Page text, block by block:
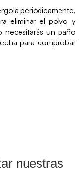
periódicamente,
eliminar el polvo y
necesitarás un paño
para comprobar
nuestras